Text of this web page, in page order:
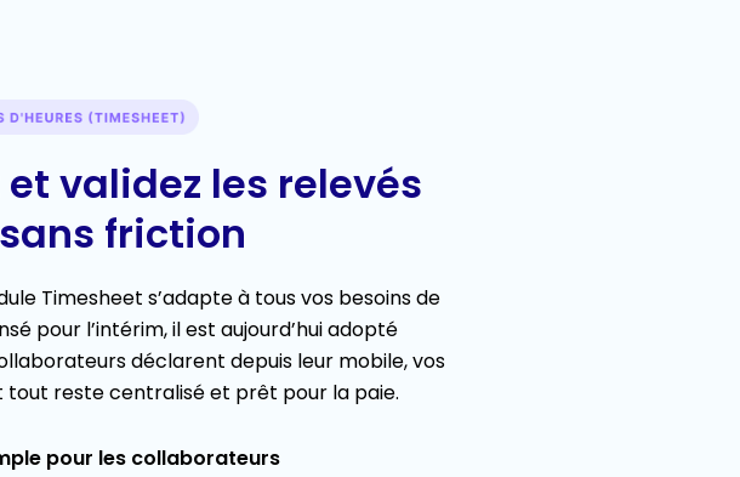
validez les relevés
friction
Timesheet s’adapte à tous vos besoins de
pour l’intérim, il est aujourd’hui adopté
déclarent depuis leur mobile, vos
tout reste centralisé et prêt pour la paie.
pour les collaborateurs